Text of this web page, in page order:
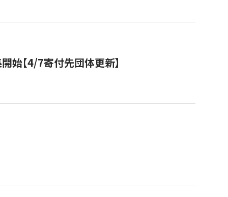
始【4/7寄付先団体更新】